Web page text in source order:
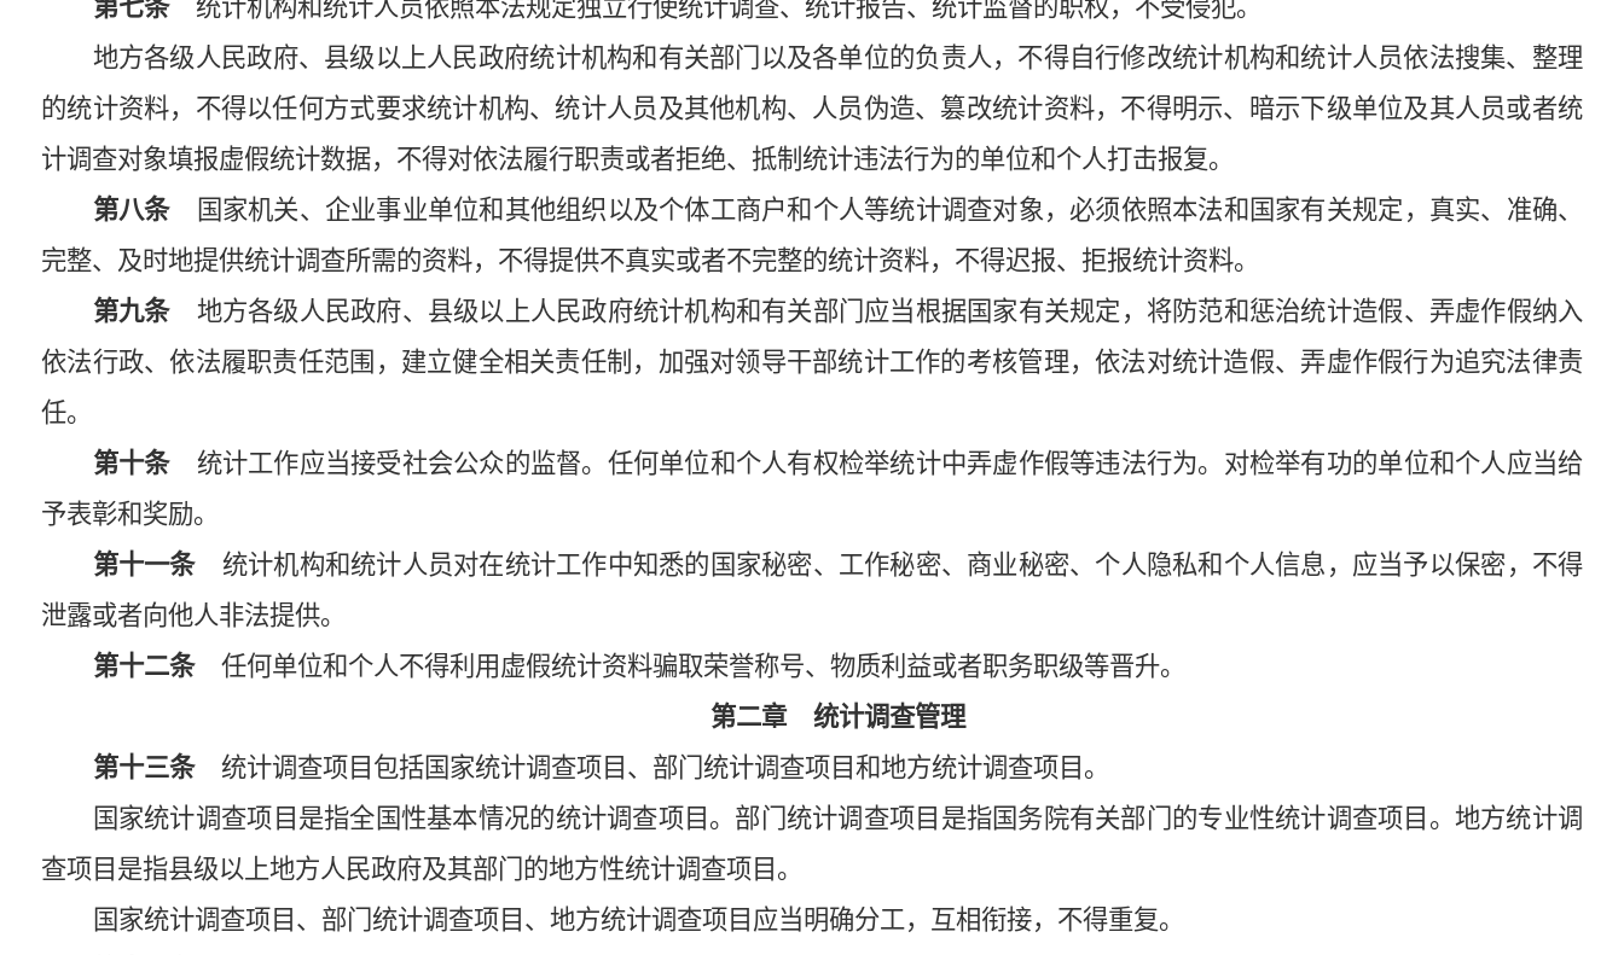
第七条统计机构和统计人员依照本法规定独立行使统计调查、统计报告、统计监督的职权，不受侵犯。
地方各级人民政府、县级以上人民政府统计机构和有关部门以及各单位的负责人，不得自行修改统计机构和统计人员依法搜集、整理
的统计资料，不得以任何方式要求统计机构、统计人员及其他机构、人员伪造、篡改统计资料，不得明示、暗示下级单位及其人员或者统
计调查对象填报虚假统计数据，不得对依法履行职责或者拒绝、抵制统计违法行为的单位和个人打击报复。
第八条国家机关、企业事业单位和其他组织以及个体工商户和个人等统计调查对象，必须依照本法和国家有关规定，真实、准确、
完整、及时地提供统计调查所需的资料，不得提供不真实或者不完整的统计资料，不得迟报、拒报统计资料。
第九条地方各级人民政府、县级以上人民政府统计机构和有关部门应当根据国家有关规定，将防范和惩治统计造假、弄虚作假纳入
依法行政、依法履职责任范围，建立健全相关责任制，加强对领导干部统计工作的考核管理，依法对统计造假、弄虚作假行为追究法律责
任。
第十条统计工作应当接受社会公众的监督。任何单位和个人有权检举统计中弄虚作假等违法行为。对检举有功的单位和个人应当给
予表彰和奖励。
第十一条统计机构和统计人员对在统计工作中知悉的国家秘密、工作秘密、商业秘密、个人隐私和个人信息，应当予以保密，不得
泄露或者向他人非法提供。
第十二条任何单位和个人不得利用虚假统计资料骗取荣誉称号、物质利益或者职务职级等晋升。
第二章 统计调查管理
第十三条统计调查项目包括国家统计调查项目、部门统计调查项目和地方统计调查项目。
国家统计调查项目是指全国性基本情况的统计调查项目。部门统计调查项目是指国务院有关部门的专业性统计调查项目。地方统计调
查项目是指县级以上地方人民政府及其部门的地方性统计调查项目。
国家统计调查项目、部门统计调查项目、地方统计调查项目应当明确分工，互相衔接，不得重复。